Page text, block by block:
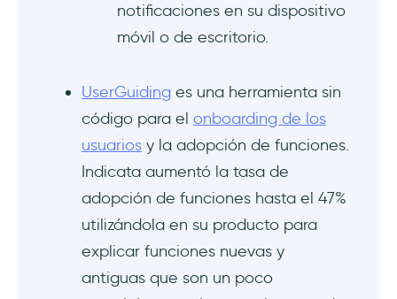
notificaciones en su dispositivo
móvil o de escritorio.
UserGuiding es una herramienta sin
código para el onboarding de los
usuarios y la adopción de funciones.
Indicata aumentó la tasa de
adopción de funciones hasta el 47%
utilizándola en su producto para
explicar funciones nuevas y
antiguas que son un poco